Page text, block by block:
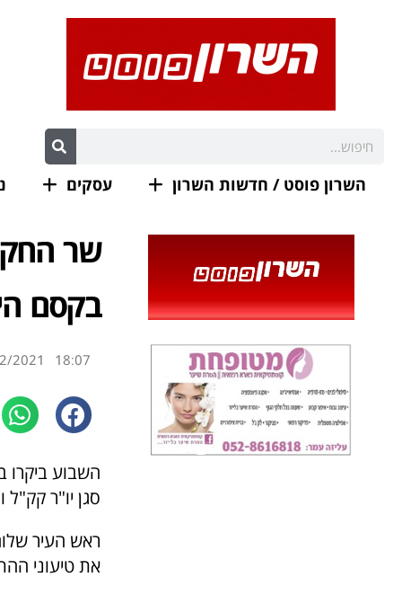
השרון פוסט / חדשות השרון עסקים
שר
בקסם
18:07
2021
השבוע ביקרו
סגן יו"ר
ראש העיר
את טיעוני